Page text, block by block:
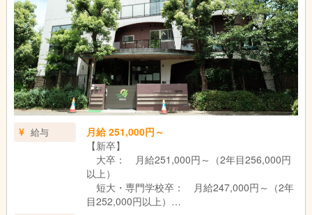
給与
月給 251,000円～
【新卒】
大卒： 月給251,000円～（2年目256,000円
以上）
短大・専門学校卒： 月給247,000円～（2年
目252,000円以上）